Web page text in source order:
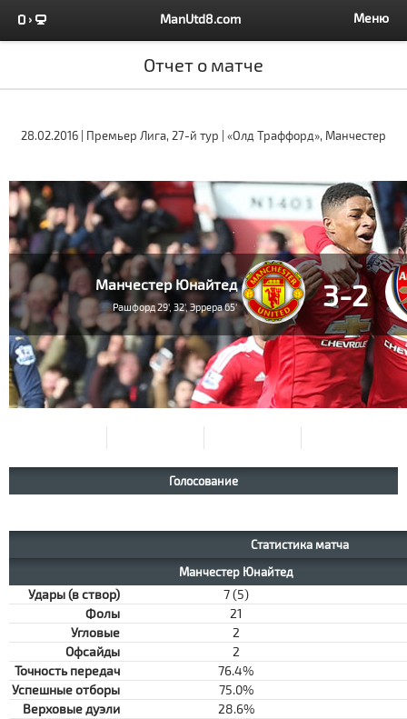
ManUtd8.com Меню
Отчет о матче
28.02.2016 | Премьер Лига, 27-й тур | «Олд Траффорд», Манчестер
Манчестер Юнайтед
Рашфорд 29', 32', Эррера 65' 3-2
Голосование
Статистика матча
Манчестер Юнайтед
Удары (в створ)
7 (5)
Фолы
21
Угловые
2
Офсайды
2
Точность передач
76.4%
Успешные отборы
75.0%
Верховые дуэли
28.6%